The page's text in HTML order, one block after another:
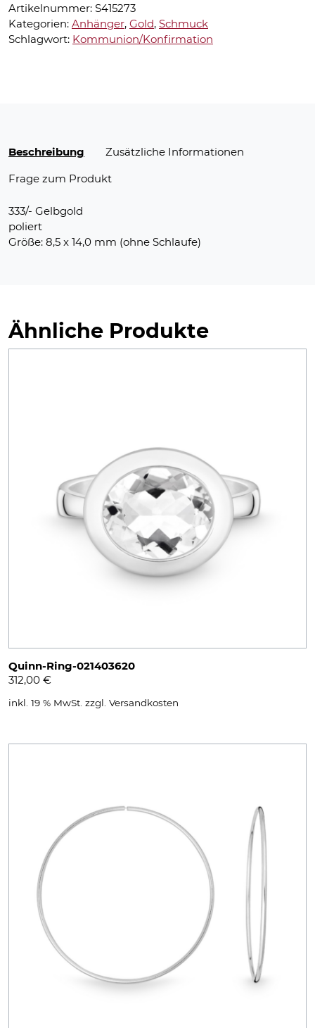
Artikelnummer: S415273
Kategorien: Anhänger, Gold, Schmuck
Schlagwort: Kommunion/Konfirmation
Beschreibung
Zusätzliche Informationen
Frage zum Produkt
333/- Gelbgold
poliert
Größe: 8,5 x 14,0 mm (ohne Schlaufe)
Ähnliche Produkte
Quinn-Ring-021403620
312,00 €
inkl. 19 % MwSt. zzgl. Versandkosten